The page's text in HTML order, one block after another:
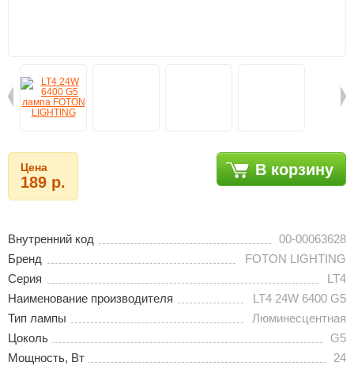
Цена
189 р.
В корзину
Внутренний код
00-00063628
Бренд
FOTON LIGHTING
Серия
LT4
Наименование производителя
LT4 24W 6400 G5
Тип лампы
Люминесцентная
Цоколь
G5
Мощность, Вт
24